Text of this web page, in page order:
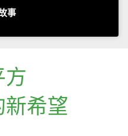
事
方
新希望